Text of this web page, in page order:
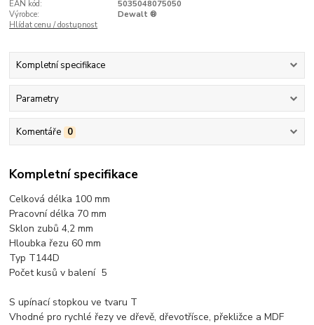
EAN kód:
5035048075050
Výrobce:
Dewalt ®
Hlídat cenu / dostupnost
Kompletní specifikace
Parametry
Komentáře 0
Kompletní specifikace
Celková délka 100 mm
Pracovní délka 70 mm
Sklon zubů 4,2 mm
Hloubka řezu 60 mm
Typ T144D
Počet kusů v balení 5
S upínací stopkou ve tvaru T
Vhodné pro rychlé řezy ve dřevě, dřevotřísce, překližce a MDF